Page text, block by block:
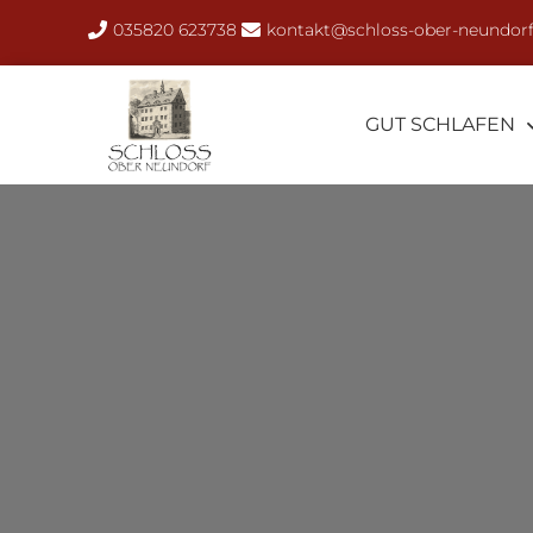
035820 623738 kontakt@schloss-ober-
GUT SCHLAFEN